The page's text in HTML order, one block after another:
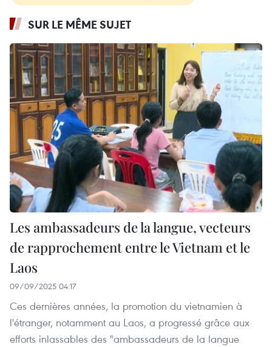
SUR LE MÊME SUJET
Les ambassadeurs de la langue, vecteurs
de rapprochement entre le Vietnam et le
Laos
09/09/2025 04:17
Ces dernières années, la promotion du vietnamien à
l'étranger, notamment au Laos, a progressé grâce aux
efforts inlassables des "ambassadeurs de la langue